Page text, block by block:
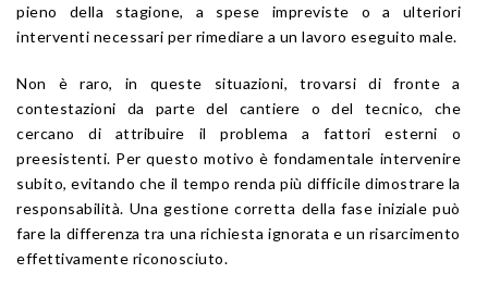
pieno della stagione, a spese impreviste o a ulteriori
interventi necessari per rimediare a un lavoro eseguito male.
Non è raro, in queste situazioni, trovarsi di fronte a
contestazioni da parte del cantiere o del tecnico, che
cercano di attribuire il problema a fattori esterni o
preesistenti. Per questo motivo è fondamentale intervenire
subito, evitando che il tempo renda più difficile dimostrare la
responsabilità. Una gestione corretta della fase iniziale può
fare la differenza tra una richiesta ignorata e un risarcimento
effettivamente riconosciuto.